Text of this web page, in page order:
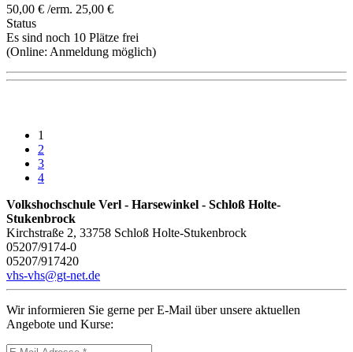
50,00 € /erm. 25,00 €
Status
Es sind noch 10 Plätze frei
(Online: Anmeldung möglich)
1
2
3
4
Volkshochschule Verl - Harsewinkel - Schloß Holte-
Stukenbrock
Kirchstraße 2, 33758 Schloß Holte-Stukenbrock
05207/9174-0
05207/917420
vhs-vhs@gt-net.de
Wir informieren Sie gerne per E-Mail über unsere aktuellen
Angebote und Kurse: